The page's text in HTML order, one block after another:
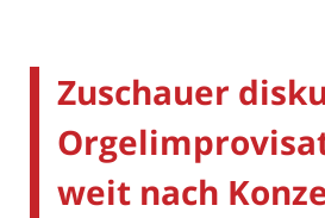
Zuschauer
weit nach